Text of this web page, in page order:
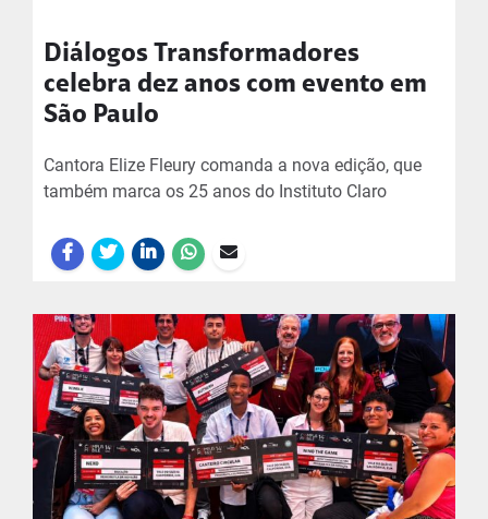
Diálogos Transformadores
celebra dez anos com evento em
São Paulo
Cantora Elize Fleury comanda a nova edição, que
também marca os 25 anos do Instituto Claro